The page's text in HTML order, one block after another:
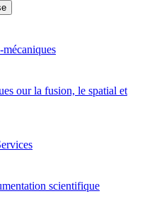
mécaniques
our la fusion, le spatial et
scientifique